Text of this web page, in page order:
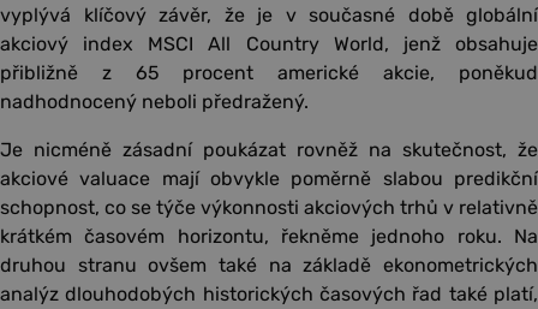
vyplývá klíčový závěr, že je v současné době globální
akciový index MSCI All Country World, jenž obsahuje
přibližně z 65 procent americké akcie, poněkud
nadhodnocený neboli předražený.
Je nicméně zásadní poukázat rovněž na skutečnost, že
akciové valuace mají obvykle poměrně slabou predikční
schopnost, co se týče výkonnosti akciových trhů v relativně
krátkém časovém horizontu, řekněme jednoho roku. Na
druhou stranu ovšem také na základě ekonometrických
analýz dlouhodobých historických časových řad také platí,